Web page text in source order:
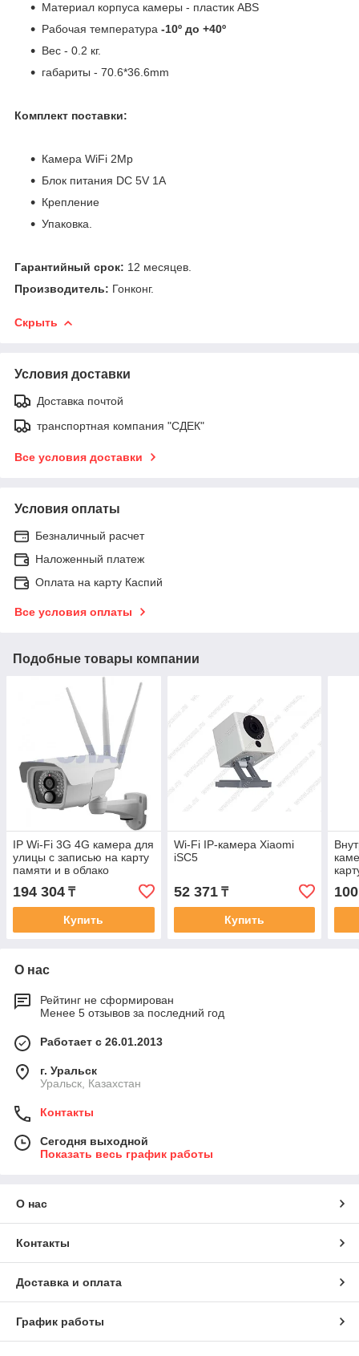
Материал корпуса камеры - пластик ABS
Рабочая температура -10º до +40º
Вес - 0.2 кг.
габариты - 70.6*36.6mm
Комплект поставки:
Камера WiFi 2Mp
Блок питания DC 5V 1A
Крепление
Упаковка.
Гарантийный срок: 12 месяцев.
Производитель: Гонконг.
Скрыть
Условия доставки
Доставка почтой
транспортная компания "СДЕК"
Все условия доставки
Условия оплаты
Безналичный расчет
Наложенный платеж
Оплата на карту Каспий
Все условия оплаты
Подобные товары компании
IP Wi-Fi 3G 4G камера для
улицы c записью на карту
памяти и в облако
194 304 ₸
Купить
Wi-Fi IP-камера Xiaomi
iSC5
52 371₸
Купить
О нас
Рейтинг не сформирован
Менее 5 отзывов за последний год
Работает с 26.01.2013
г. Уральск
Уральск, Казахстан
Контакты
Сегодня выходной
Показать весь график работы
О нас
Контакты
Доставка и оплата
График работы